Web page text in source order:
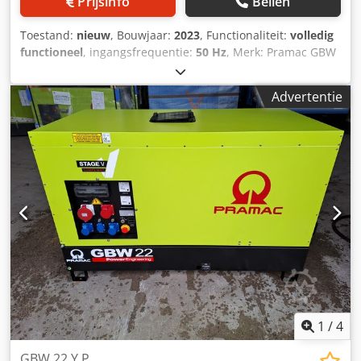
Toestand: nieuw, Bouwjaar: 2023, Functionaliteit: volledig
functioneel, ingangsfrequentie: 50 Hz, Merk: Pramac GBW
22 P DDS Geluidsbescherming motorkap: 66 dB(A) 7m
Continu 3-fase vermogen: 20,12 kVA / 16,10 kW Dedpjq A T
Dwjfx Aqgswa Maximaal 3-fasen vermogen: 22 kVA / 17,6
kW Spanning: 230 / 400 Volt Frequentie: 50 Hz Fasen: 3
Dieselmotor: Perkins 404J-22G Uitlaattrap: STAGE V
Koelsysteem: Water Cilinders: 4 in lijn Cilinderinhoud:
2220 cm³ Inlaat: Normaal Motortoerental: 1500 rpm
Motorbediening: Mechanisch Verbruik bij 3/4 belasting: 4,0
liter Verbruik bij vollast: 5,74 liter/uur Inhoud
brandstoftank: 51 liter Generator: MeccAlte ECP28-M4 C
Type: Borstelloos Aantal polen: 4 Besturing: Elektronisch
(AVR-besturing) Digitale regeling ACP Stopcontacten met FI:
1x 32A - 400V / 5-polig Afmetingen en gewicht: Lengte:
1645 mm Breedte: 870 mm Hoogte: 1060 mm Tankinhoud:
51 liter Gewicht, droog: ca. 546 kg Centraal kraanlaadoog
Heftruck kan onder worden gereden Gloeipinnen Motor
voorverwarming PHS Behoud van acculading
Advertentie
1 /4